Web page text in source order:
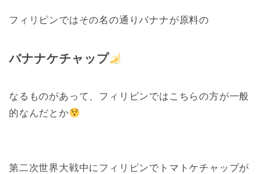
フィリピンではその名の通りバナナが原料の
バナナケチャップ
なるものがあって、フィリピンではこちらの方が一般
的なんだとか
第二次世界大戦中にフィリピンでトマトケチャップが